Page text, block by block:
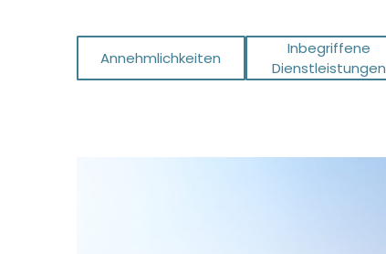
Annehmlichkeiten
Inbegriffene
Dienstleistungen